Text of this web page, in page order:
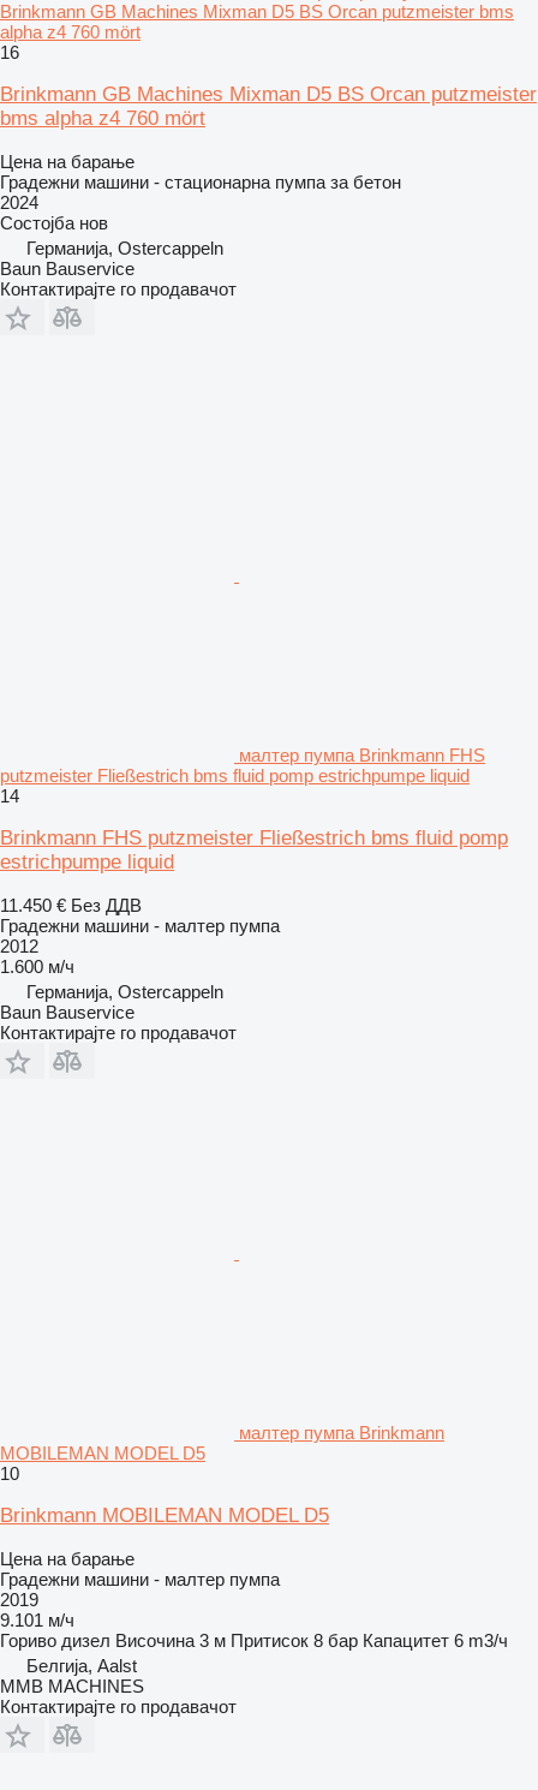
Brinkmann GB Machines Mixman D5 BS Orcan putzmeister bms
alpha z4 760 mört
16
Brinkmann GB Machines Mixman D5 BS Orcan putzmeister
bms alpha z4 760 mört
Цена на барање
Градежни машини - стационарна пумпа за бетон
2024
Состојба нов
Германија, Ostercappeln
Baun Bauservice
Контактирајте го продавачот
малтер пумпа Brinkmann FHS
putzmeister Fließestrich bms fluid pomp estrichpumpe liquid
14
Brinkmann FHS putzmeister Fließestrich bms fluid pomp
estrichpumpe liquid
11.450 € Без ДДВ
Градежни машини - малтер пумпа
2012
1.600 м/ч
Германија, Ostercappeln
Baun Bauservice
Контактирајте го продавачот
малтер пумпа Brinkmann
MOBILEMAN MODEL D5
10
Brinkmann MOBILEMAN MODEL D5
Цена на барање
Градежни машини - малтер пумпа
2019
9.101 м/ч
Гориво дизел Височина 3 м Притисок 8 бар Капацитет 6 m3/ч
Белгија, Aalst
MMB MACHINES
Контактирајте го продавачот